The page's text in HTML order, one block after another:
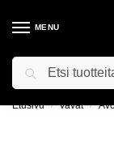
MENU
Etusivu / Vavat /